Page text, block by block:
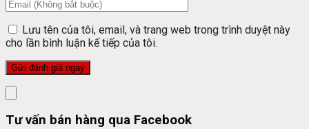
Lưu tên của tôi, email, và trang web trong trình duyệt này
cho lần bình luận kế tiếp của tôi.
Tư vấn bán hàng qua Facebook